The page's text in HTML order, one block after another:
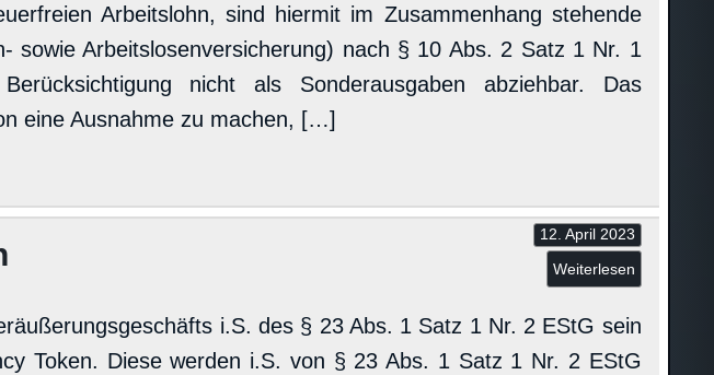
Arbeitslohn, sind hiermit im Zusammenhang stehende
sowie Arbeitslosenversicherung) nach § 10 Abs. 2 Satz 1 Nr. 1
nicht als Sonderausgaben abziehbar. Das
eine Ausnahme zu machen, […]
12. April 2023
Weiterlesen
i.S. des § 23 Abs. 1 Satz 1 Nr. 2 EStG sein
Token. Diese werden i.S. von § 23 Abs. 1 Satz 1 Nr. 2 EStG